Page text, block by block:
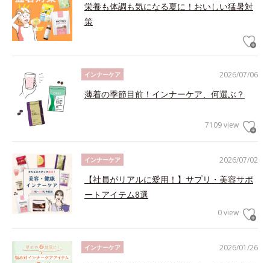
栄養も体調も気になる夏に！おいしい猛暑対
策
2026/07/06
インナーケア
薄着の季節目前！インナーケア、何選ぶ？
7109 view
2026/07/02
インナーケア
【社員がリアルに愛用！】サプリ・美容サポ
ートアイテム8選
0 view
2026/01/26
インナーケア